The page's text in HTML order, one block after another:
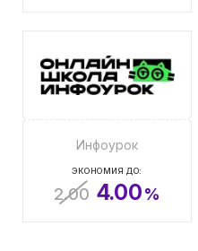
Инфоурок
ЭКОНОМИЯ ДО:
2.00 4.00%